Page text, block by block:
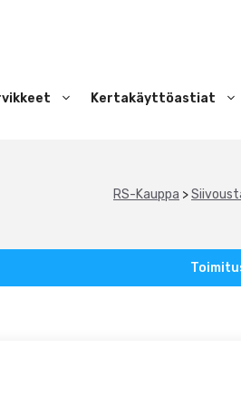
Kertakäyttöastiat
RS-Kauppa >